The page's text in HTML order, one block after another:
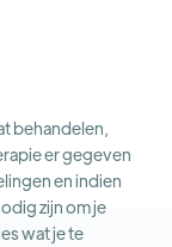
behandelen,
er gegeven
en indien
zijn om je
wat je te